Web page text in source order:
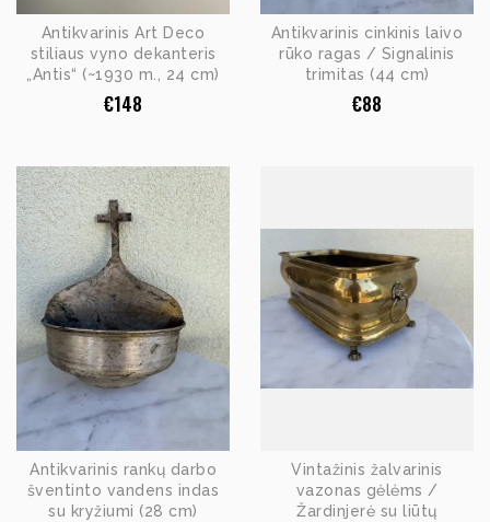
Antikvarinis Art Deco
stiliaus vyno dekanteris
„Antis“ (~1930 m., 24 cm)
€148
Antikvarinis cinkinis laivo
rūko ragas / Signalinis
trimitas (44 cm)
€88
Antikvarinis rankų darbo
šventinto vandens indas
su kryžiumi (28 cm)
Vintažinis žalvarinis
vazonas gėlėms /
Žardinjerė su liūtų